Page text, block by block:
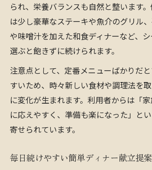
られ、栄養バランスも自然と整います
は少し豪華なステーキや魚介のグリル
や味噌汁を加えた和食ディナーなど、
選ぶと飽きずに続けられます。
注意点として、定番メニューばかりだ
すいため、時々新しい食材や調理法を
に変化が生まれます。利用者からは「
に応えやすく、準備も楽になった」と
寄せられています。
毎日続けやすい簡単ディナー献立提案